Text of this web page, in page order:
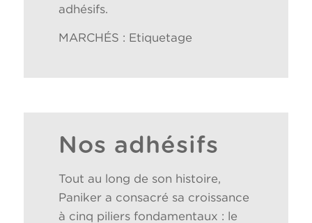
adhésifs.
MARCHÉS : Etiquetage
Nos adhésifs
Tout au long de son histoire,
Paniker a consacré sa croissance
à cinq piliers fondamentaux : le